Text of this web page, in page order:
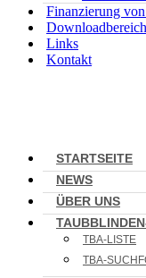
Finanzierung
Downloadbereich
Links
Kontakt
STARTSEITE
NEWS
ÜBER UNS
TBA-LISTE
TBA-